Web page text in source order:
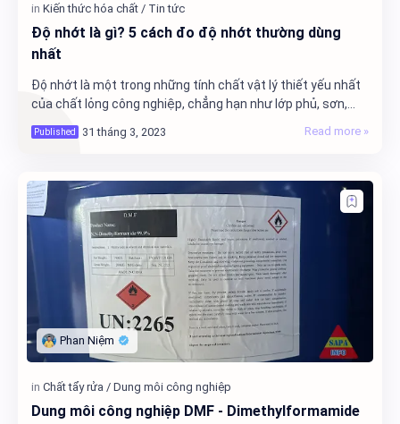
Độ nhớt là gì? 5 cách đo độ nhớt thường dùng
nhất
Độ nhớt là một trong những tính chất vật lý thiết yếu nhất
của chất lỏng công nghiệp, chẳng hạn như lớp phủ, sơn,
dung môi và chất kết dính.
Dung môi công nghiệp DMF - Dimethylformamide